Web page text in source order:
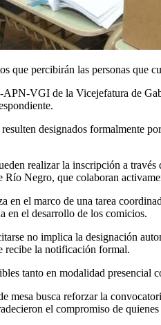
que percibirán las personas que
VGI de la Vicejefatura de
designados formalmente
realizar la inscripción a través
Río Negro, que colaboran
en el marco de una tarea
en el desarrollo de los comicios.
no implica la designación
recibe la notificación formal.
tanto en modalidad
mesa busca reforzar la
el compromiso de